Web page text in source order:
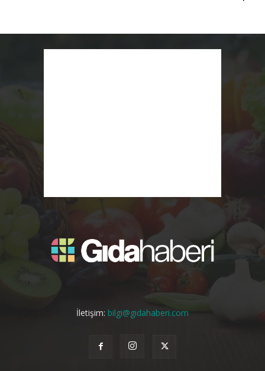
İletişim: bilgi@gidahaberi.com